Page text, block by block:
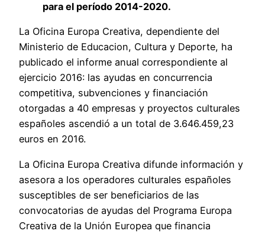
para el período 2014-2020.
La Oficina Europa Creativa, dependiente del
Ministerio de Educacion, Cultura y Deporte, ha
publicado el informe anual correspondiente al
ejercicio 2016: las ayudas en concurrencia
competitiva, subvenciones y financiación
otorgadas a 40 empresas y proyectos culturales
españoles ascendió a un total de 3.646.459,23
euros en 2016.
La Oficina Europa Creativa difunde información y
asesora a los operadores culturales españoles
susceptibles de ser beneficiarios de las
convocatorias de ayudas del Programa Europa
Creativa de la Unión Europea que financia